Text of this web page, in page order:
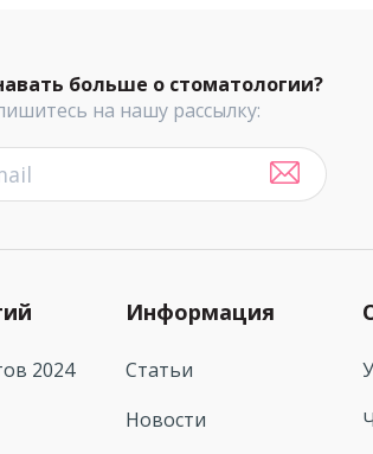
больше о стоматологии?
на нашу рассылку:
2024
Информация
Статьи
Новости